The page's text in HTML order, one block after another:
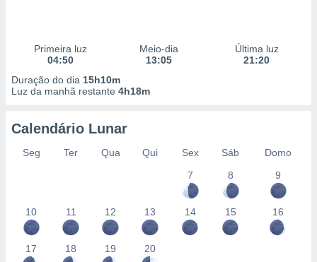
Primeira luz
04:50
Meio-dia
13:05
Última luz
21:20
Duração do dia 15h10m
Luz da manhã restante 4h18m
Calendário Lunar
Seg Ter Qua Qui Sex Sáb
Domo
7
8 9
10 11 12 13 14 15 16
17 18 19 20